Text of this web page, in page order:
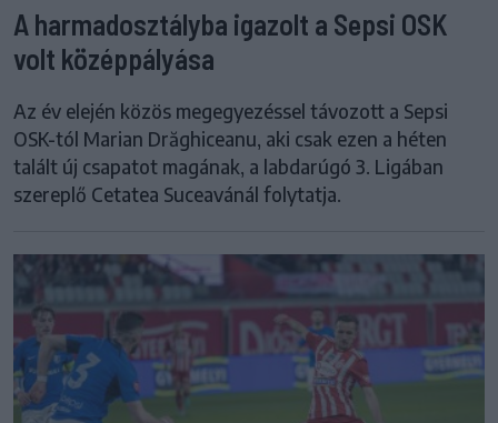
A harmadosztályba igazolt a Sepsi OSK
volt középpályása
Az év elején közös megegyezéssel távozott a Sepsi
OSK-tól Marian Drăghiceanu, aki csak ezen a héten
talált új csapatot magának, a labdarúgó 3. Ligában
szereplő Cetatea Suceavánál folytatja.